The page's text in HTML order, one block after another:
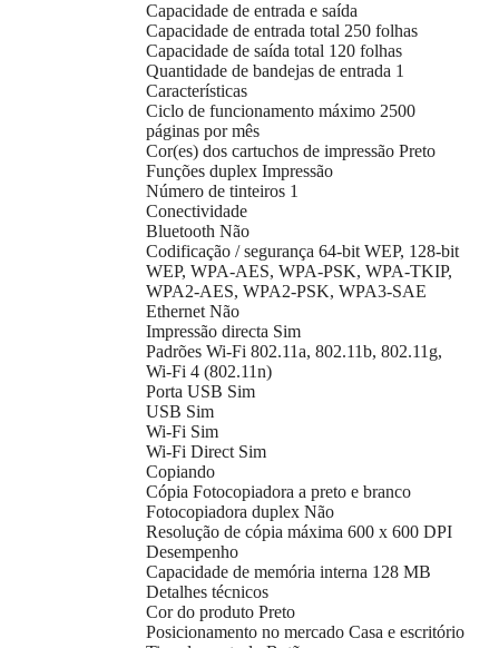
Capacidade de entrada e saída
Capacidade de entrada total 250 folhas
Capacidade de saída total 120 folhas
Quantidade de bandejas de entrada 1
Características
Ciclo de funcionamento máximo 2500
páginas por mês
Cor(es) dos cartuchos de impressão Preto
Funções duplex Impressão
Número de tinteiros 1
Conectividade
Bluetooth Não
Codificação / segurança 64-bit WEP, 128-bit
WEP, WPA-AES, WPA-PSK, WPA-TKIP,
WPA2-AES, WPA2-PSK, WPA3-SAE
Ethernet Não
Impressão directa Sim
Padrões Wi-Fi 802.11a, 802.11b, 802.11g,
Wi-Fi 4 (802.11n)
Porta USB Sim
USB Sim
Wi-Fi Sim
Wi-Fi Direct Sim
Copiando
Cópia Fotocopiadora a preto e branco
Fotocopiadora duplex Não
Resolução de cópia máxima 600 x 600 DPI
Desempenho
Capacidade de memória interna 128 MB
Detalhes técnicos
Cor do produto Preto
Posicionamento no mercado Casa e escritório